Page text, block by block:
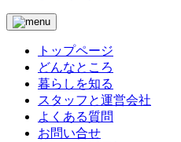
トップページ
どんなところ
暮らしを知る
スタッフと運営会社
よくある質問
お問い合せ